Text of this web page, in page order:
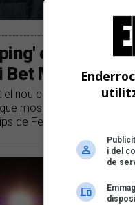
comptarà
Bet Molina
nou capítol del
mostren l’actualitat de
de Ferran Palau o Kuu,
i del
de